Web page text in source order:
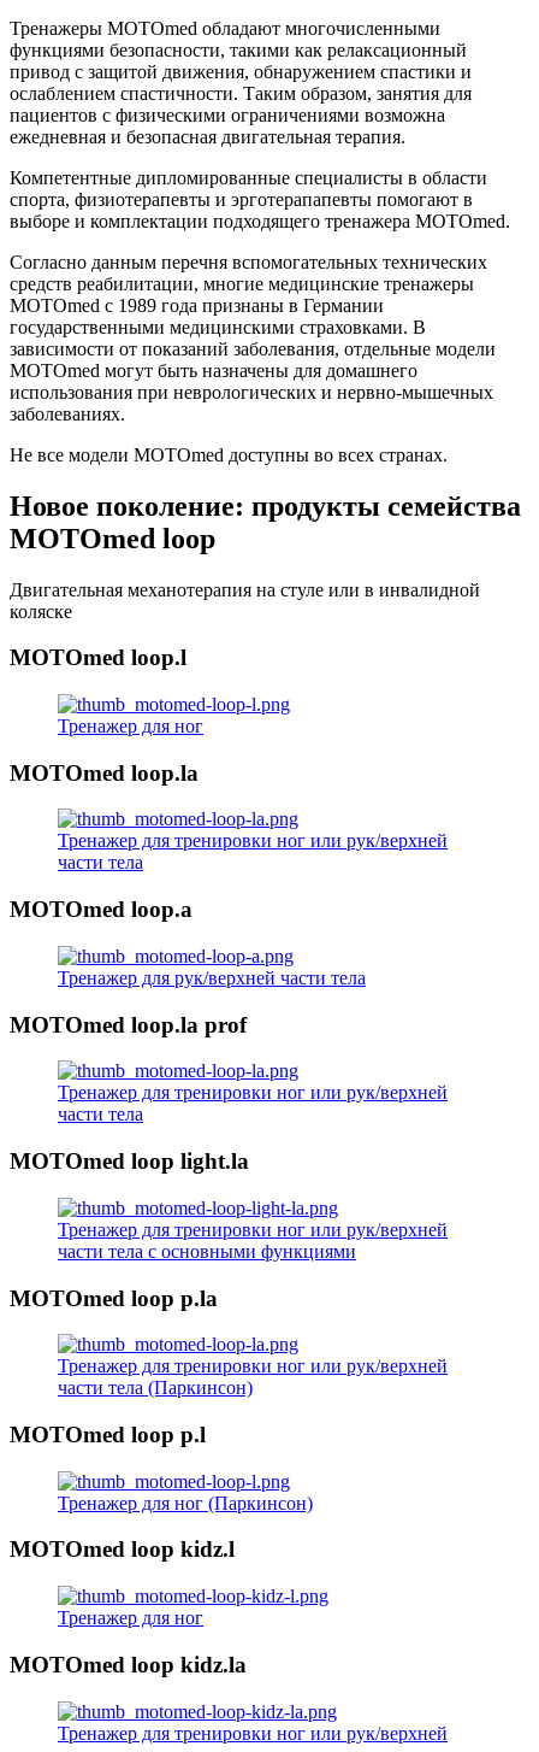
Тренажеры MOTOmed обладают многочисленными
функциями безопасности, такими как релаксационный
привод с защитой движения, обнаружением спастики и
ослаблением спастичности. Таким образом, занятия для
пациентов с физическими ограничениями возможна
ежедневная и безопасная двигательная терапия.
Компетентные дипломированные специалисты в области
спорта, физиотерапевты и эрготерапапевты помогают в
выборе и комплектации подходящего тренажера MOTOmed.
Согласно данным перечня вспомогательных технических
средств реабилитации, многие медицинские тренажеры
MOTOmed с 1989 года признаны в Германии
государственными медицинскими страховками. В
зависимости от показаний заболевания, отдельные модели
MOTOmed могут быть назначены для домашнего
использования при неврологических и нервно-мышечных
заболеваниях.
Не все модели MOTOmed доступны во всех странах.
Новое поколение: продукты семейства
MOTOmed loop
Двигательная механотерапия на стуле или в инвалидной
коляске
MOTOmed loop.l
Тренажер для ног
MOTOmed loop.la
Тренажер для тренировки ног или рук/верхней
части тела
MOTOmed loop.a
Тренажер для рук/верхней части тела
MOTOmed loop.la prof
Тренажер для тренировки ног или рук/верхней
части тела
MOTOmed loop light.la
Тренажер для тренировки ног или рук/верхней
части тела с основными функциями
MOTOmed loop p.la
Тренажер для тренировки ног или рук/верхней
части тела (Паркинсон)
MOTOmed loop p.l
Тренажер для ног (Паркинсон)
MOTOmed loop kidz.l
Тренажер для ног
MOTOmed loop kidz.la
Тренажер для тренировки ног или рук/верхней